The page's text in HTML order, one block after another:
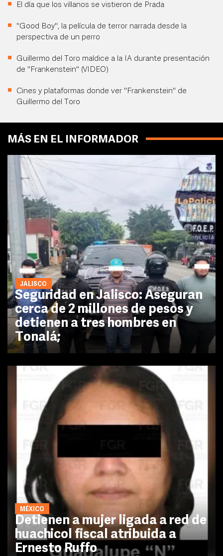
El día que los villanos se vistieron de Prada
"Good Boy", la película de terror narrada desde la
perspectiva de un perro
Guillermo del Toro maldice a la IA durante presentación
de "Frankenstein" (VIDEO)
Cines y plataformas donde ver "Frankenstein" de
Guillermo del Toro
MÁS EN EL INFORMADOR
JALISCO
Seguridad en Jalisco: Aseguran
cerca de 2 millones de pesos y
detienen a tres hombres en
Tonalá;
MÉXICO
Detienen a mujer ligada a red de
huachicol fiscal atribuida a
Ernesto Ruffo